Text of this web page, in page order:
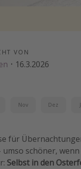
VON
· 16.3.2026
Nov Dez
für
schöner,
Selbst in den